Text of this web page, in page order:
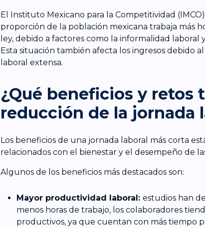
El Instituto Mexicano para la Competitividad
proporción de la población mexicana trabaja más
ley, debido a factores como la informalidad laboral
Esta situación también afecta los ingresos debido al
laboral extensa.
¿Qué beneficios y retos
reducción de la jornada
Los beneficios de una jornada laboral más corta
relacionados con el bienestar y el desempeño de
Algunos de los beneficios más destacados son:
Mayor productividad laboral: estudios han
menos horas de trabajo, los colaboradores
productivos, ya que cuentan con más tiempo